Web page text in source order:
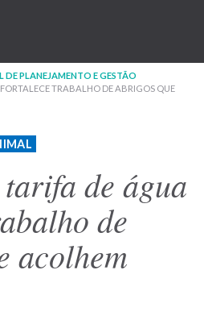
DE PLANEJAMENTO E GESTÃO
TRABALHO DE ABRIGOS QUE
de água
de
acolhem